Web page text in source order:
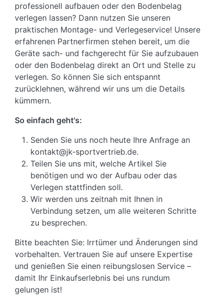
professionell aufbauen oder den Bodenbelag
verlegen lassen? Dann nutzen Sie unseren
praktischen Montage- und Verlegeservice! Unsere
erfahrenen Partnerfirmen stehen bereit, um die
Geräte sach- und fachgerecht für Sie aufzubauen
oder den Bodenbelag direkt an Ort und Stelle zu
verlegen. So können Sie sich entspannt
zurücklehnen, während wir uns um die Details
kümmern.
So einfach geht's:
Senden Sie uns noch heute Ihre Anfrage an
kontakt@jk-sportvertrieb.de.
Teilen Sie uns mit, welche Artikel Sie
benötigen und wo der Aufbau oder das
Verlegen stattfinden soll.
Wir werden uns zeitnah mit Ihnen in
Verbindung setzen, um alle weiteren Schritte
zu besprechen.
Bitte beachten Sie: Irrtümer und Änderungen sind
vorbehalten. Vertrauen Sie auf unsere Expertise
und genießen Sie einen reibungslosen Service –
damit Ihr Einkaufserlebnis bei uns rundum
gelungen ist!